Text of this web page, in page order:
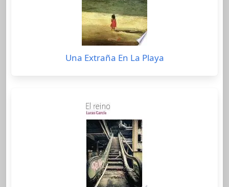
Una Extraña En La Playa